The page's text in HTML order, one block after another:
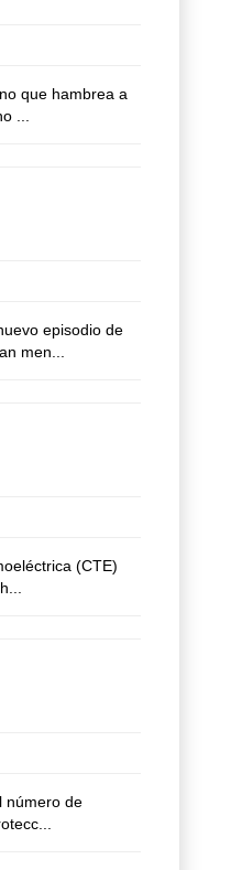
que hambrea a
...
episodio de
men...
(CTE)
número de